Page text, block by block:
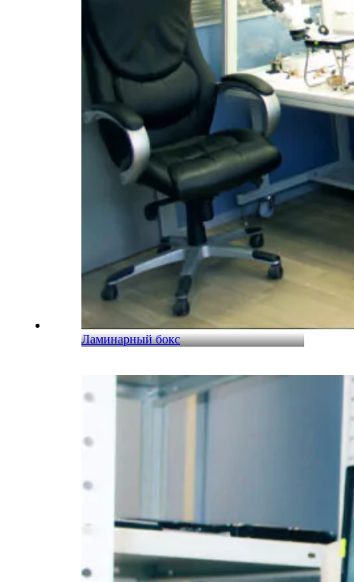
Ламинарный бокс